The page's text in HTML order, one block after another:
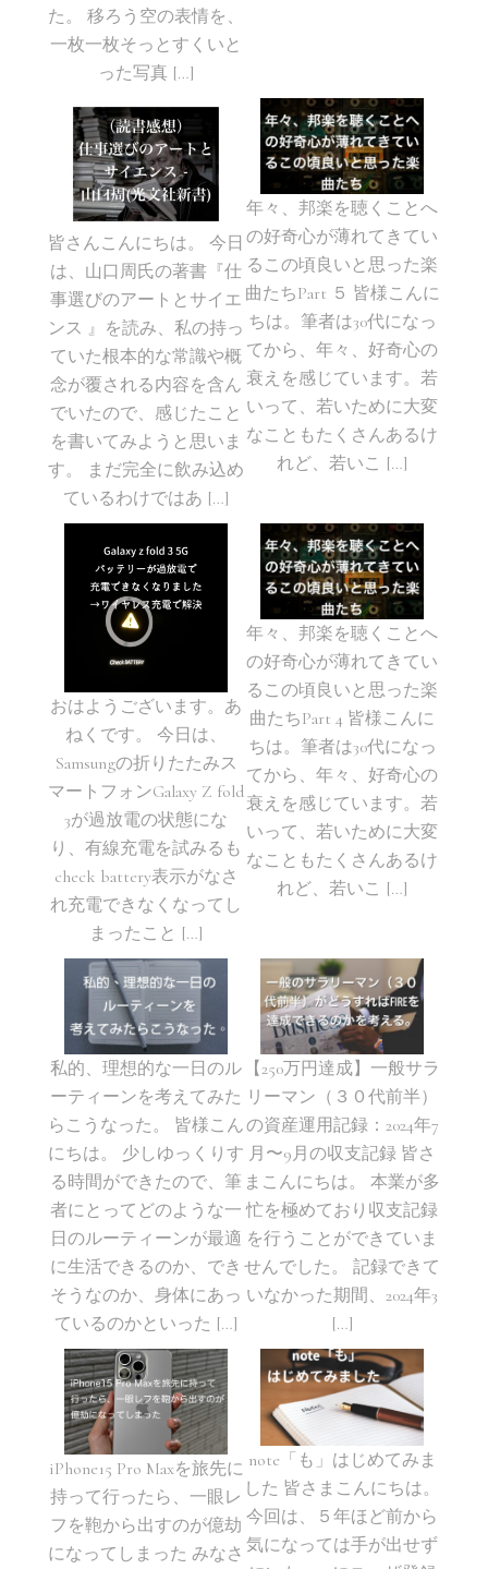
た。 移ろう空の表情を、
一枚一枚そっとすくいと
った写真 […]
皆さんこんにちは。 今日
は、山口周氏の著書『仕
事選びのアートとサイエ
ンス 』を読み、私の持っ
ていた根本的な常識や概
念が覆される内容を含ん
でいたので、感じたこと
を書いてみようと思いま
す。 まだ完全に飲み込め
ているわけではあ […]
年々、邦楽を聴くことへ
の好奇心が薄れてきてい
るこの頃良いと思った楽
曲たちPart ５ 皆様こんに
ちは。筆者は30代になっ
てから、年々、好奇心の
衰えを感じています。若
いって、若いために大変
なこともたくさんあるけ
れど、若いこ […]
おはようございます。あ
ねくです。 今日は、
Samsungの折りたたみス
マートフォンGalaxy Z fold
3が過放電の状態にな
り、有線充電を試みるも
check battery表示がなさ
れ充電できなくなってし
まったこと […]
年々、邦楽を聴くことへ
の好奇心が薄れてきてい
るこの頃良いと思った楽
曲たちPart 4 皆様こんに
ちは。筆者は30代になっ
てから、年々、好奇心の
衰えを感じています。若
いって、若いために大変
なこともたくさんあるけ
れど、若いこ […]
私的、理想的な一日のル
ーティーンを考えてみた
らこうなった。 皆様こん
にちは。 少しゆっくりす
る時間ができたので、筆
者にとってどのような一
日のルーティーンが最適
に生活できるのか、でき
そうなのか、身体にあっ
ているのかといった […]
【250万円達成】一般サラ
リーマン（３０代前半）
の資産運用記録：2024年7
月〜9月の収支記録 皆さ
まこんにちは。 本業が多
忙を極めており収支記録
を行うことができていま
せんでした。 記録できて
いなかった期間、2024年3
[…]
iPhone15 Pro Maxを旅先に
持って行ったら、一眼レ
フを鞄から出すのが億劫
になってしまった みなさ
note「も」はじめてみま
した 皆さまこんにちは。
今回は、５年ほど前から
気になっては手が出せず